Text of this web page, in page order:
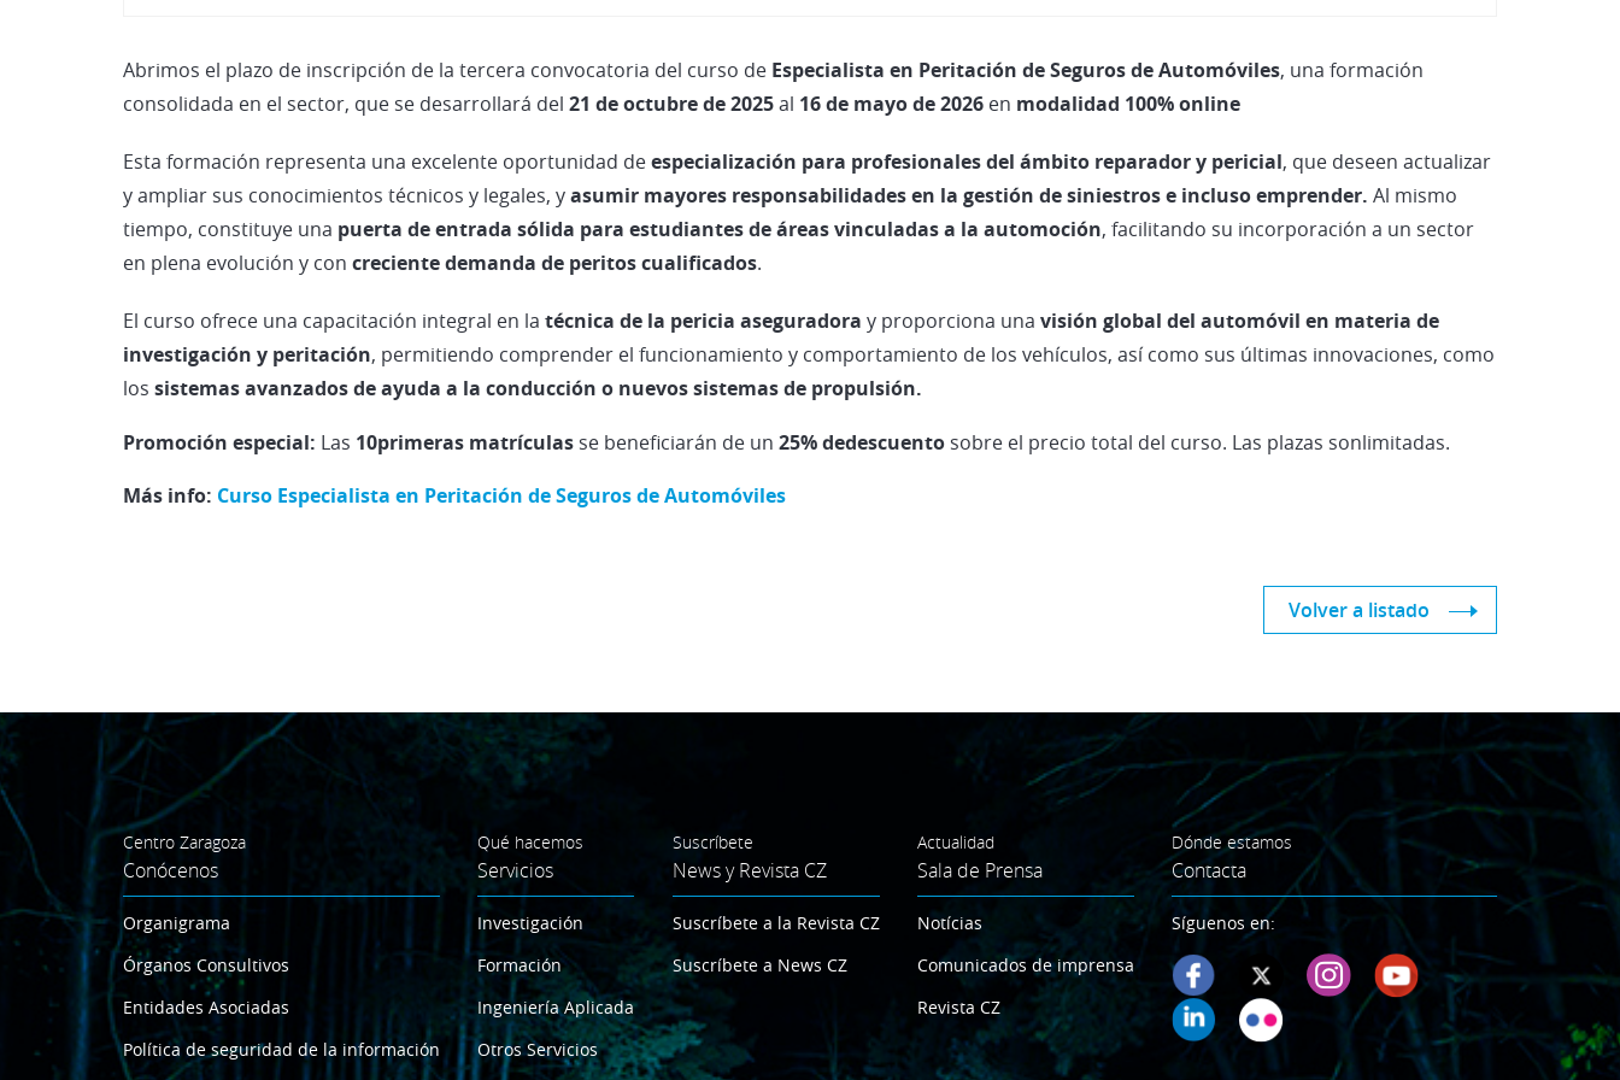
Abrimos el plazo de inscripción de la tercera convocatoria del curso de Especialista en Peritación de Seguros de Automóviles, una formación
consolidada en el sector, que se desarrollará del 21 de octubre de 2025al 16 de mayo de 2026 en modalidad 100% online
Esta formación representa una excelente oportunidad deespecialización para profesionales del ámbito reparador y pericial, que deseen actualizar
y ampliar sus conocimientos técnicos y legales, yasumir mayores responsabilidades en la gestión de siniestros e incluso emprender. Al mismo
tiempo, constituye una puerta de entrada sólida para estudiantes de áreas vinculadas a la automoción, facilitando su incorporación a un sector
en plena evolución y con creciente demanda de peritos cualificados.
El curso ofrece una capacitación integral en la técnica de la pericia aseguradora y proporciona una visión global del automóvil en materia de
investigación y peritación, permitiendo comprender el funcionamiento y comportamiento de los vehículos, así como sus últimas innovaciones, como
los sistemas avanzados de ayuda a la conducción o nuevos sistemas de propulsión.
Promoción especial: Las 10primeras matrículas se beneficiarán de un 25% dedescuento sobre el precio total del curso. Las plazas sonlimitadas.
Más info: Curso Especialista en Peritación de Seguros de Automóviles
Volver a listado
Centro Zaragoza
Conócenos
Organigrama
Órganos Consultivos
Entidades Asociadas
Política de seguridad de la información
Qué hacemos
Servicios
Investigación
Formación
Ingeniería Aplicada
Otros Servicios
Suscríbete
News y Revista CZ
Suscríbete a la Revista CZ
Suscríbete a News CZ
Actualidad
Sala de Prensa
Notícias
Comunicados de imprensa
Revista CZ
Dónde estamos
Contacta
Síguenos en: